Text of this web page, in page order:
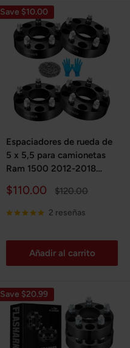
Save $10.00
Espaciadores de rueda de
5 x 5,5 para camionetas
Ram 1500 2012-2018
Precio
venta
$110.00
Precio
$120.00
2 reseñas
Añadir al carrito
Save $20.99